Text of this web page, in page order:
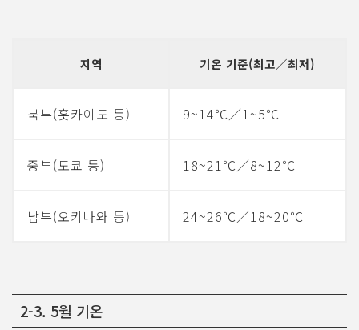
지역 기온 기준(최고／최저)
북부(홋카이도 등) 9~14℃／1~5℃
중부(도쿄 등) 18~21℃／8~12℃
남부(오키나와 등) 24~26℃／18~20℃
2-3. 5월 기온